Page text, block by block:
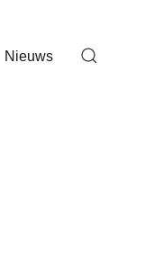
Nieuws